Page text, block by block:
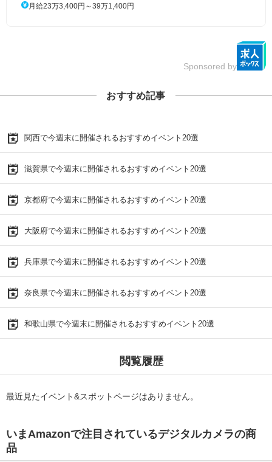
月給23万3,400円～39万1,400円
Sponsored by
おすすめ記事
関西で今週末に開催されるおすすめイベント20選
滋賀県で今週末に開催されるおすすめイベント20選
京都府で今週末に開催されるおすすめイベント20選
大阪府で今週末に開催されるおすすめイベント20選
兵庫県で今週末に開催されるおすすめイベント20選
奈良県で今週末に開催されるおすすめイベント20選
和歌山県で今週末に開催されるおすすめイベント20選
閲覧履歴
最近見たイベント&スポットページはありません。
いまAmazonで注目されているデジタルカメラの商
品